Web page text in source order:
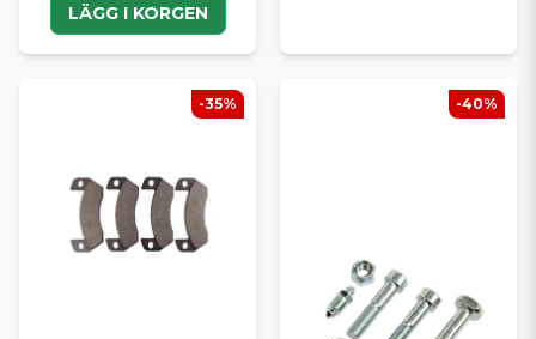
LÄGG I KORGEN
-35% -40%